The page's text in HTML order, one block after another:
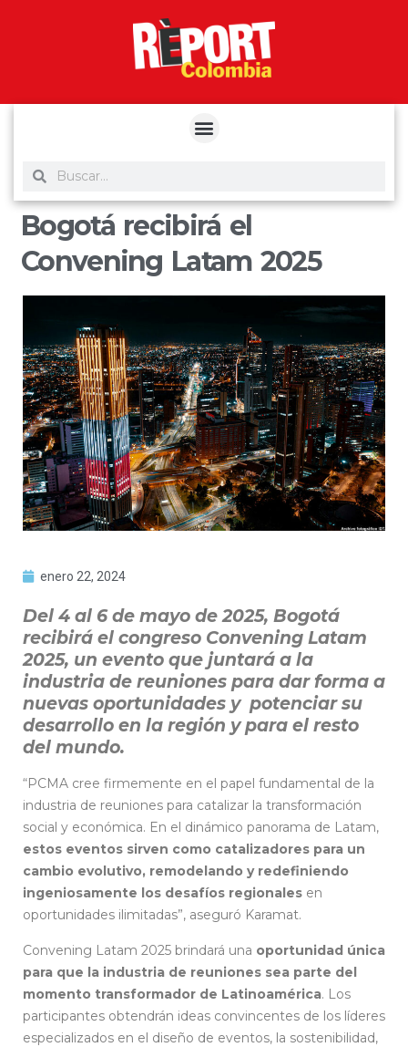
Bogotá recibirá el
Convening Latam 2025
enero 22, 2024
Del 4 al 6 de mayo de 2025, Bogotá
recibirá el congreso Convening Latam
2025, un evento que juntará a la
industria de reuniones para dar forma a
nuevas oportunidades y potenciar su
desarrollo en la región y para el resto
del mundo.
“PCMA cree firmemente en el papel fundamental de la
industria de reuniones para catalizar la transformación
social y económica. En el dinámico panorama de Latam,
estos eventos sirven como catalizadores para un
cambio evolutivo, remodelando y redefiniendo
ingeniosamente los desafíos regionales en
oportunidades ilimitadas”, aseguró Karamat.
Convening Latam 2025 brindará una oportunidad única
para que la industria de reuniones sea parte del
momento transformador de Latinoamérica. Los
participantes obtendrán ideas convincentes de los líderes
especializados en el diseño de eventos, la sostenibilidad,